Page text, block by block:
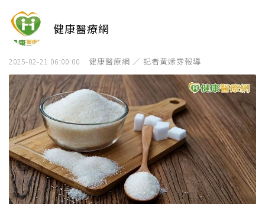
健康醫療網
2025-02-21 06:00:00 健康醫療網 ／ 記者黃嫊雰報導